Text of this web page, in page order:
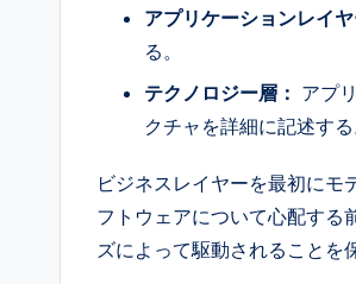
アプリケーションレイヤ
る。
テクノロジー層： アプ
クチャを詳細に記述する
ビジネスレイヤーを最初にモ
フトウェアについて心配する
ズによって駆動されることを